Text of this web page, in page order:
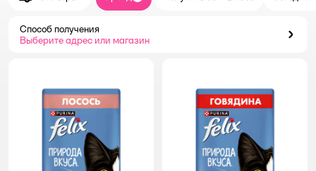
Способ получения
Выберите адрес или магазин